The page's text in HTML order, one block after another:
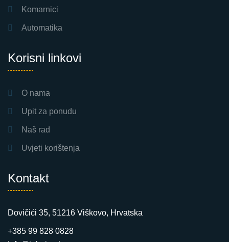
Komarnici
Automatika
Korisni linkovi
O nama
Upit za ponudu
Naš rad
Uvjeti korištenja
Kontakt
Dovičići 35, 51216 Viškovo, Hrvatska
+385 99 828 0828